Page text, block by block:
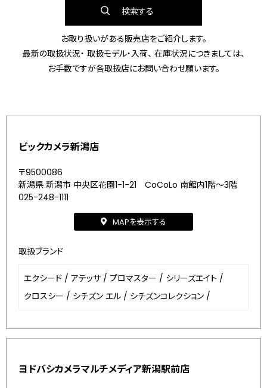
検索する
お取り扱いがある販売店をご紹介します。
最新の取扱状況・ 取扱モデル・入荷、 在庫状況につきましては、
お手数ですが各取扱店にお問い合わせ願います。
ビックカメラ新潟店
〒9500086
新潟県 新潟市 中央区花園1-1-21 CoCoLo 南館内1階～3階
025-248-1111
MAPを表示する
取扱ブランド
エクシード / アテッサ / プロマスター / シリーズエイト /
クロスシー / シチズン エル / シチズンコレクション /
ヨドバシカメラマルチメディア新潟駅前店